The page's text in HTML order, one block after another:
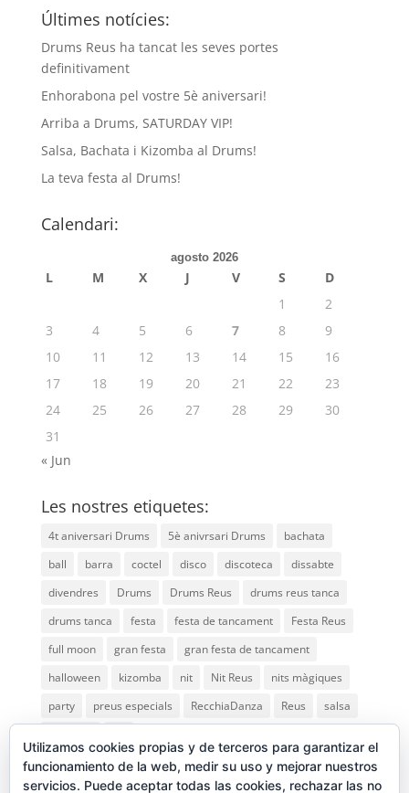
Últimes notícies:
Drums Reus ha tancat les seves portes
definitivament
Enhorabona pel vostre 5è aniversari!
Arriba a Drums, SATURDAY VIP!
Salsa, Bachata i Kizomba al Drums!
La teva festa al Drums!
Calendari:
agosto 2026
L M X J V S
D
1
2
3
4 5 6 7 8
9
10
11 12 13 14 15
16
17
18 19 20 21 22
23
24
25 26 27 28 29
30
31
« Jun
Les nostres etiquetes:
4t aniversari Drums 5è anivrsari Drums
bachata
ball
barra coctel disco discoteca
dissabte
divendres
Drums Drums Reus
drums reus tanca
drums tanca
festa festa de tancament
Festa Reus
full moon
gran festa
gran festa de tancament
halloween
kizomba nit Nit Reus
nits màgiques
party
preus especials RecchiaDanza Reus
salsa
Utilizamos cookies propias y de terceros para garantizar el
funcionamiento de la web, medir su uso y mejorar nuestros
servicios. Puede aceptar todas las cookies, rechazar las no